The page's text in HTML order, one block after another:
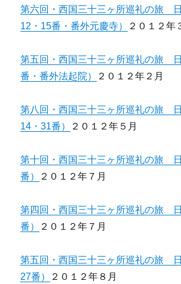
第六回・西国三十三ヶ所巡礼の旅
12・15番・番外元慶寺）
２０１２年
第五回・西国三十三ヶ所巡礼の旅
番・番外法起院）
２０１２年２月
第八回・西国三十三ヶ所巡礼の旅
14・31番）
２０１２年５月
第十回・西国三十三ヶ所巡礼の旅
番）
２０１２年７月
第四回・西国三十三ヶ所巡礼の旅
番）
２０１２年７月
第五回・西国三十三ヶ所巡礼の旅
27番）
２０１２年８月